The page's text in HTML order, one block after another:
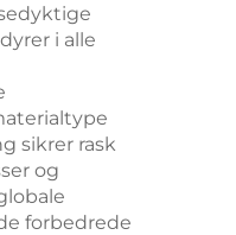
i alle
sikrer rask
og
forbedrede